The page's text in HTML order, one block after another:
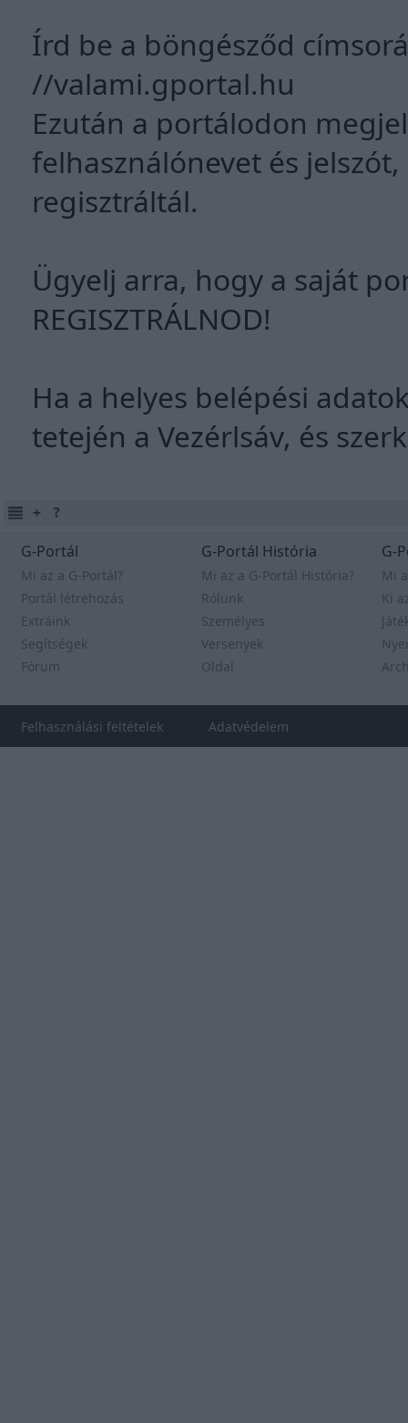
Írd be a böngésződ
//valami.gportal.hu
Ezután a portálodon
felhasználónevet és
regisztráltál.
Ügyelj arra, hogy a saját
REGISZTRÁLNOD!
Ha a helyes belépési
tetején a Vezérlsáv, és
G-Portál
Mi az a G-Portál?
Portál létrehozás
Extráink
Segítségek
Fórum
G-Portál História
Mi az a G-Portál História?
Rólunk
Személyes
Versenyek
Oldal
G-
Mi
Ki
Felhasználási feltételek Adatvédelem